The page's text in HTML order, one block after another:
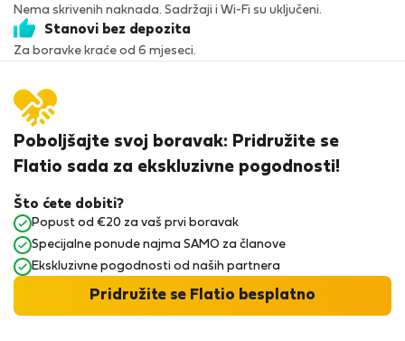
Nema skrivenih naknada. Sadržaji i Wi-Fi su uključeni.
Stanovi bez depozita
Za boravke kraće od 6 mjeseci.
Poboljšajte svoj boravak: Pridružite se
Flatio sada za ekskluzivne pogodnosti!
Što ćete dobiti?
Popust od €20 za vaš prvi boravak
Specijalne ponude najma SAMO za članove
Ekskluzivne pogodnosti od naših partnera
Pridružite se Flatio besplatno